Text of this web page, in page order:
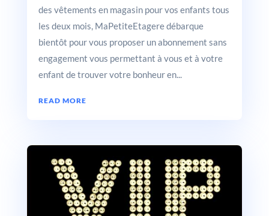
des vêtements en magasin pour vos enfants tous
les deux mois, MaPetiteEtagere débarque
bientôt pour vous proposer un abonnement sans
engagement vous permettant à vous et à votre
enfant de trouver votre bonheur en...
READ MORE